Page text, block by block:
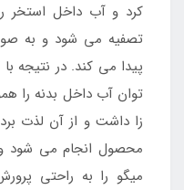
کرد و آب داخل استخر
تصفیه می شود و به
پیدا می کند. در نتیجه
توان آب داخل بدنه را
زا داشت و از آن لذت
محصول انجام می شود
میگو را به راحتی